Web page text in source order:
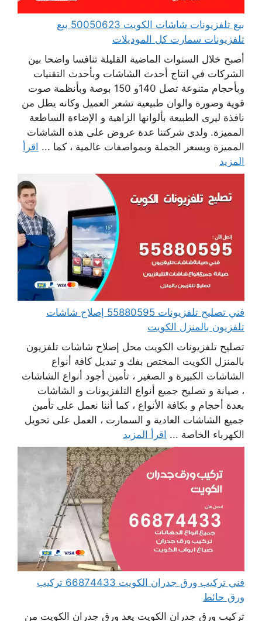
بيع تلفزيونات شاشات الكويت 50050623 بيع
تلفزيونات سمارت كل الموديلات
أصبح خلال السنوات الماضية القليلة تنافسا واضحا بين
الشركات في انتاج أحدث الشاشات وبأحدث التقنيات
وبأحجام متنوعة تصل 140و 150 بوصة وبأنظمة صوت
قوية وصورة والوان طبيعية تشعر العميل وكانه يطل من
نافذة ليرى الطبيعة بألوانها الزاهية و الإضاءة الساطعة
المميزة. ولدى شركتنا عدة عروض على هذه الشاشات
المميزة وبسعر الجملة وبمواصفات عالمية ، كما ... اقرأ
المزيد
فني تصليح تلفزيونات 55880595 إصلاح شاشات
تلفزيون بالمنزل الكويت
تصليح تلفزيونات الكويت محل إصلاح شاشات تلفزيون
بالمنزل الكويت المختص بفك و تبديل كافة أنواع
الشاشات الكبيرة و الصغير ، تأمين أجود أنواع الشاشات
، صيانة و تصليح جميع أنواع التلفزيونات و الشاشات
بعدة أحجام و بكافة الأنواع ، كما أننا نعمل على تأمين
جميع الشاشات العادية و السمارت ، العمل على تحويل
الكهرباء الخاصة ... اقرأ المزيد
فني تركيب ورق جدران الكويت 66874433 تركيب
ورق حائط
تركيب ورق جدران الكويت يعد ورق جدران الكويت من